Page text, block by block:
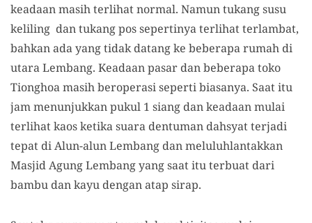
keadaan masih terlihat normal. Namun tukang susu
keliling dan tukang pos sepertinya terlihat terlambat,
bahkan ada yang tidak datang ke beberapa rumah di
utara Lembang. Keadaan pasar dan beberapa toko
Tionghoa masih beroperasi seperti biasanya. Saat itu
jam menunjukkan pukul 1 siang dan keadaan mulai
terlihat kaos ketika suara dentuman dahsyat terjadi
tepat di Alun-alun Lembang dan meluluhlantakkan
Masjid Agung Lembang yang saat itu terbuat dari
bambu dan kayu dengan atap sirap.